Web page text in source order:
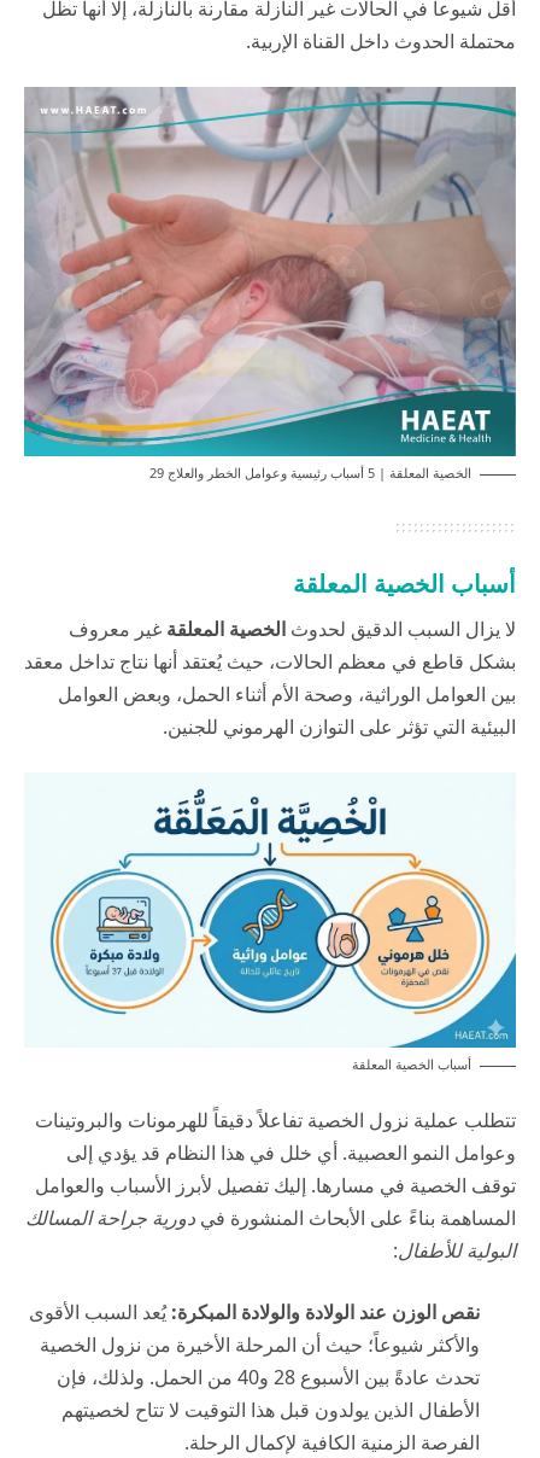
أقل شيوعاً في الحالات غير النازلة مقارنة بالنازلة، إلا أنها تظل
محتملة الحدوث داخل القناة الإربية.
الخصية المعلقة | 5 أسباب رئيسية وعوامل الخطر والعلاج 29
أسباب الخصية المعلقة
لا يزال السبب الدقيق لحدوث الخصية المعلقة غير معروف
بشكل قاطع في معظم الحالات، حيث يُعتقد أنها نتاج تداخل معقد
بين العوامل الوراثية، وصحة الأم أثناء الحمل، وبعض العوامل
البيئية التي تؤثر على التوازن الهرموني للجنين.
أسباب الخصية المعلقة
تتطلب عملية نزول الخصية تفاعلاً دقيقاً للهرمونات والبروتينات
وعوامل النمو العصبية. أي خلل في هذا النظام قد يؤدي إلى
توقف الخصية في مسارها. إليك تفصيل لأبرز الأسباب والعوامل
المساهمة بناءً على الأبحاث المنشورة في دورية جراحة المسالك
البولية للأطفال:
نقص الوزن عند الولادة والولادة المبكرة:يُعد السبب الأقوى
والأكثر شيوعاً؛ حيث أن المرحلة الأخيرة من نزول الخصية
تحدث عادةً بين الأسبوع 28 و40 من الحمل. ولذلك، فإن
الأطفال الذين يولدون قبل هذا التوقيت لا تتاح لخصيتهم
الفرصة الزمنية الكافية لإكمال الرحلة.